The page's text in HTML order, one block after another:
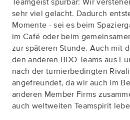
sehr viel gelacht. Dadurch
Momente - sei es beim
im Café oder beim
zur späteren Stunde. Auch mit
den anderen BDO Teams aus
nach der turnierbedingten
angefreundet, da wir auch im
anderen Member Firms
auch weltweiten Teamspirit